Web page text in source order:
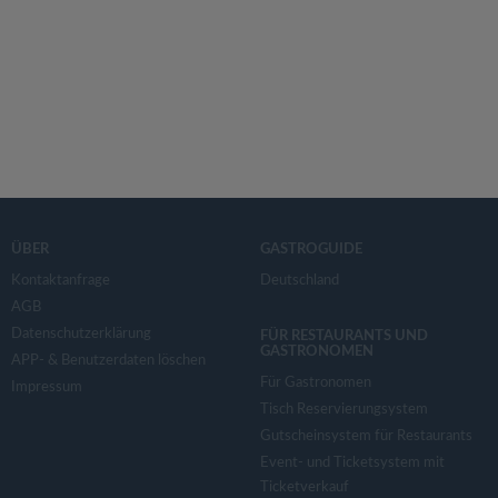
ÜBER
Kontaktanfrage
AGB
Datenschutzerklärung
APP- & Benutzerdaten löschen
Impressum
GASTROGUIDE
Deutschland
FÜR RESTAURANTS UND
GASTRONOMEN
Für Gastronomen
Tisch Reservierungsystem
Gutscheinsystem für Restaurants
Event- und Ticketsystem mit
Ticketverkauf